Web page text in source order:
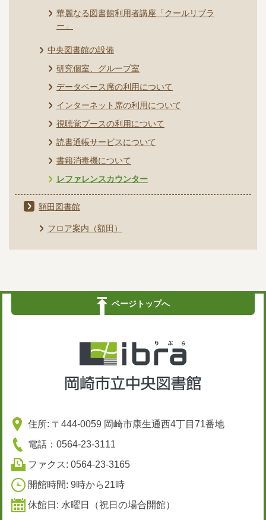
華麗なる図書館利用者講座「クールリブラ
ー」
中央図書館の設備
研究個室、グループ室
データベース席の利用について
インターネット席の利用について
視聴覚ブースの利用について
読書通帳サービスについて
書籍消毒機について
レファレンスカウンター
額田図書館
フロア案内（額田）
ページトップへ
住所: 〒444-0059 岡崎市康生通西4丁目71番地
電話：0564-23-3111
ファクス: 0564-23-3165
開館時間: 9時から21時
休館日: 水曜日（祝日の場合開館）